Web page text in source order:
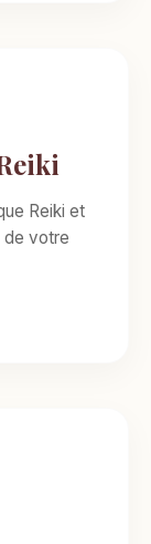
Reiki et
de votre